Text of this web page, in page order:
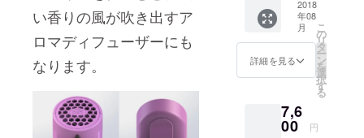
い香りの風が吹き出すア
ロマディフューザーにも
なります。
できな
い場合
キャン
セルと
なりま
容：blö
本体 1
個マイ
クロ
USB充
電ケー
ブル1本
900円
2018
年08
月
詳細を見る
こ
の
リ
タ
ー
ン
を
選
択
す
る
7,6
00 円